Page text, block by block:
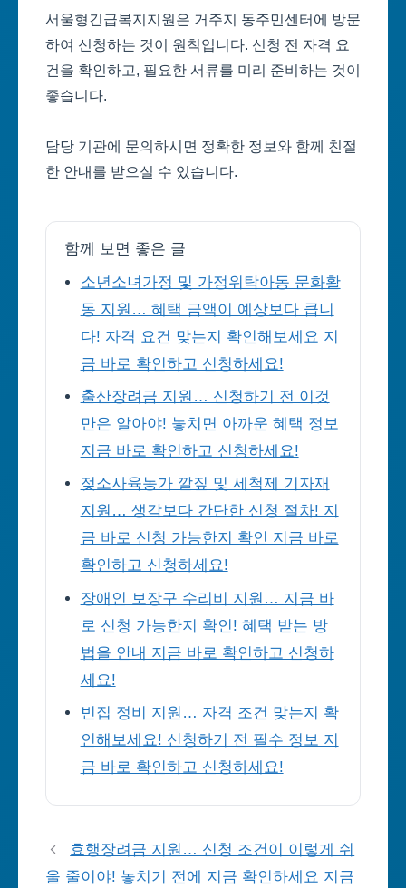
서울형긴급복지지원은 거주지 동주민센터에 방문
하여 신청하는 것이 원칙입니다. 신청 전 자격 요
건을 확인하고, 필요한 서류를 미리 준비하는 것이
좋습니다.
담당 기관에 문의하시면 정확한 정보와 함께 친절
한 안내를 받으실 수 있습니다.
함께 보면 좋은 글
소년소녀가정 및 가정위탁아동 문화활
동 지원… 혜택 금액이 예상보다 큽니
다! 자격 요건 맞는지 확인해보세요 지
금 바로 확인하고 신청하세요!
출산장려금 지원… 신청하기 전 이것
만은 알아야! 놓치면 아까운 혜택 정보
지금 바로 확인하고 신청하세요!
젖소사육농가 깔짚 및 세척제 기자재
지원… 생각보다 간단한 신청 절차! 지
금 바로 신청 가능한지 확인 지금 바로
확인하고 신청하세요!
장애인 보장구 수리비 지원… 지금 바
로 신청 가능한지 확인! 혜택 받는 방
법을 안내 지금 바로 확인하고 신청하
세요!
빈집 정비 지원… 자격 조건 맞는지 확
인해보세요! 신청하기 전 필수 정보 지
금 바로 확인하고 신청하세요!
효행장려금 지원… 신청 조건이 이렇게 쉬
울 줄이야! 놓치기 전에 지금 확인하세요 지금